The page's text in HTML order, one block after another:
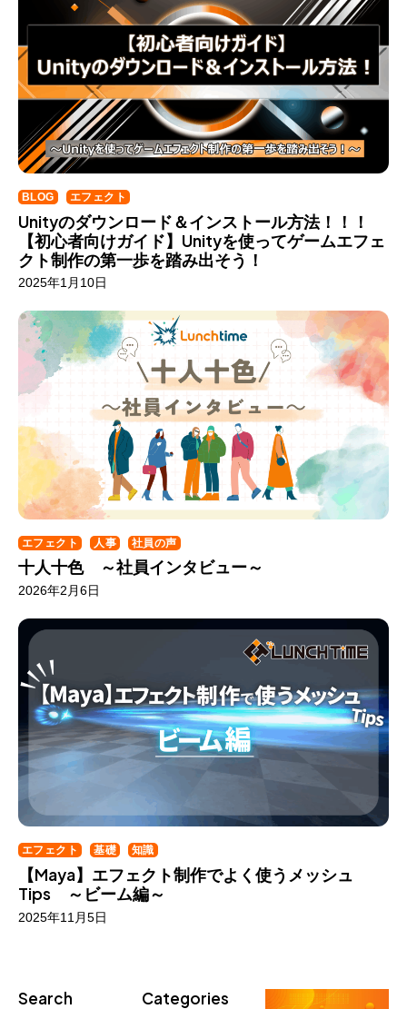
BLOG エフェクト
Unityのダウンロード＆インストール方法！！！
【初心者向けガイド】Unityを使ってゲームエフェ
クト制作の第一歩を踏み出そう！
2025年1月10日
エフェクト 人事 社員の声
十人十色 ～社員インタビュー～
2026年2月6日
エフェクト 基礎 知識
【Maya】エフェクト制作でよく使うメッシュ
Tips ～ビーム編～
2025年11月5日
Search Categories